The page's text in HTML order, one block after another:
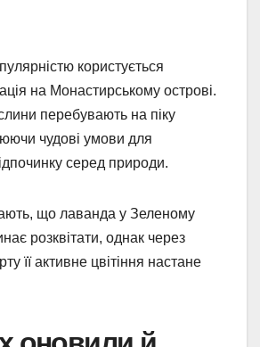
користується
на Монастирському острові.
перебувають на піку
чудові умови для
серед природи.
що лаванда у Зеленому
розквітати, однак через
її активне цвітіння настане